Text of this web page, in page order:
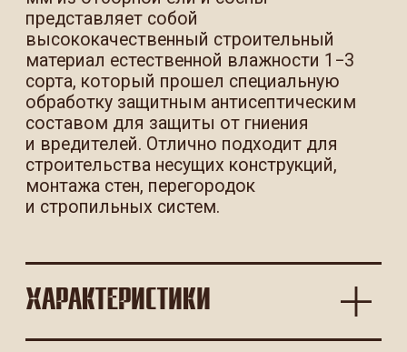
ОСТАЛИСЬ ВОПРОСЫ ИЛИ
НУЖНА ПОМОЩЬ
С ВЫБОРОМ МАТЕРИАЛОВ?
Пожалуйста, оставьте свои контактные
данные в форме ниже — мы перезвоним Вам
в ближайшее время, с радостью ответим
на все вопросы и поможем оформить заказ.
Нажимая кнопку, вы даете согласие
на обработку персональных данных
и соглашаетесь с политикой
конфиденциальности.